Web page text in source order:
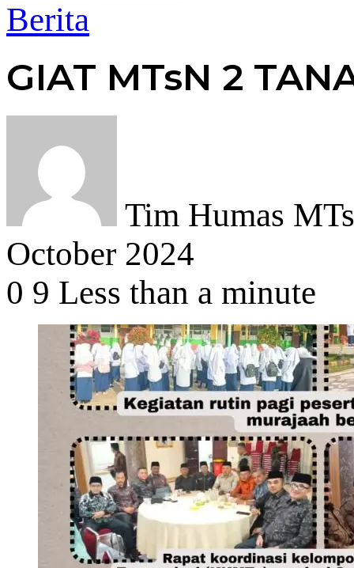
Berita
GIAT MTsN 2
Tim Humas
October 2024
0 9 Less than a minute